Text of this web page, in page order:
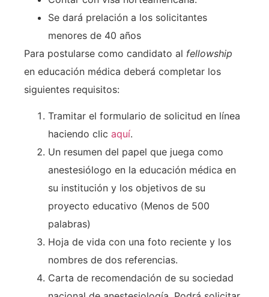
Se dará prelación a los solicitantes
menores de 40 años
Para postularse como candidato al fellowship
en educación médica deberá completar los
siguientes requisitos:
Tramitar el formulario de solicitud en línea
haciendo clic aquí.
Un resumen del papel que juega como
anestesiólogo en la educación médica en
su institución y los objetivos de su
proyecto educativo (Menos de 500
palabras)
Hoja de vida con una foto reciente y los
nombres de dos referencias.
Carta de recomendación de su sociedad